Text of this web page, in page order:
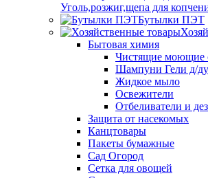
Уголь,розжиг,щепа для
Бутылки ПЭТ
Бытовая химия
Чистящие моющие
Шампуни Гели д/
Жидкое мыло
Освежители
Отбеливатели и
Защита от насекомых
Канцтовары
Пакеты бумажные
Сад Огород
Сетка для овощей